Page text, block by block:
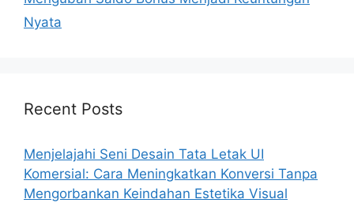
Nyata
Recent Posts
Menjelajahi Seni Desain Tata Letak UI
Komersial: Cara Meningkatkan Konversi Tanpa
Mengorbankan Keindahan Estetika Visual